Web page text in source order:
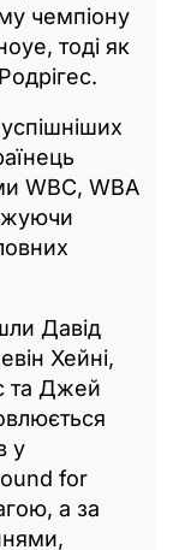
чемпіону
тоді як
WBC, WBA
Давід
Хейні,
та Джей
у
for
а за